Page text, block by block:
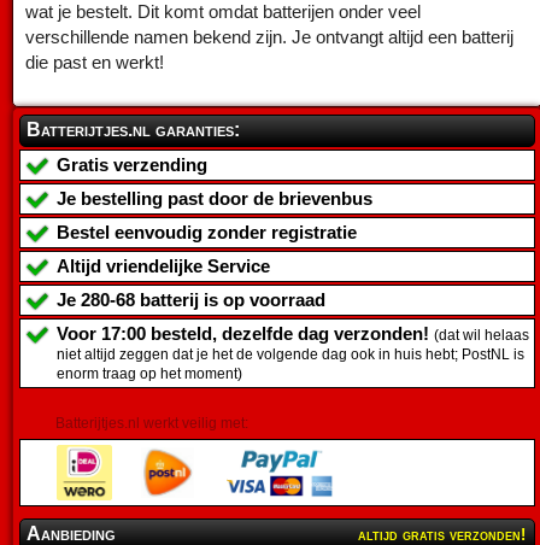
wat je bestelt. Dit komt omdat batterijen onder veel
verschillende namen bekend zijn. Je ontvangt altijd een batterij
die past en werkt!
Batterijtjes.nl garanties:
Gratis verzending
Je bestelling past door de brievenbus
Bestel eenvoudig zonder registratie
Altijd vriendelijke Service
Je 280-68 batterij is op voorraad
Voor 17:00 besteld, dezelfde dag verzonden! (dat wil helaas
niet altijd zeggen dat je het de volgende dag ook in huis hebt; PostNL is
enorm traag op het moment)
Batterijtjes.nl werkt veilig met:
Aanbieding altijd gratis verzonden!